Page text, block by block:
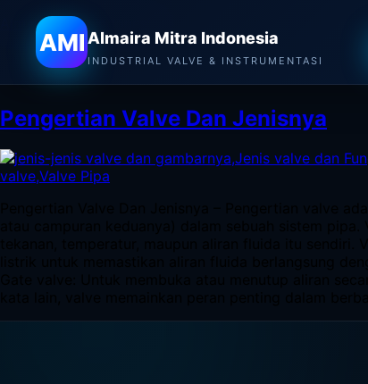
Almaira Mitra Indonesia
AMIAlmaira Mitra Indonesia
INDUSTRIAL VALVE & INSTRUMENTASI
Tag:Valve Pipa
Pengertian Valve Dan Jenisnya